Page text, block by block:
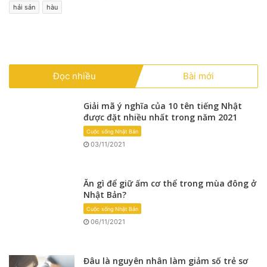
hải sản
hàu
Đọc nhiều Bài mới
Giải mã ý nghĩa của 10 tên tiếng Nhật
được đặt nhiều nhất trong năm 2021
Cuộc sống Nhật Bản
03/11/2021
Ăn gì để giữ ấm cơ thể trong mùa đông ở
Nhật Bản?
Cuộc sống Nhật Bản
06/11/2021
Đâu là nguyên nhân làm giảm số trẻ sơ